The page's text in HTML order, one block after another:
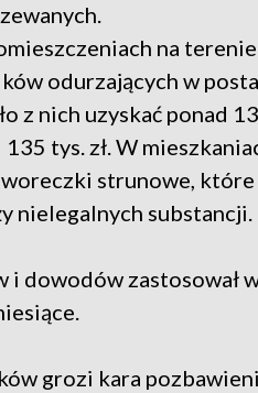
na
odurzających w
z nich uzyskać ponad
tys. zł. W
strunowe, które
nielegalnych substancji.
i dowodów zastosował
grozi kara